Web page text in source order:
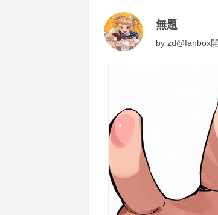
無題
by zd@fanbox